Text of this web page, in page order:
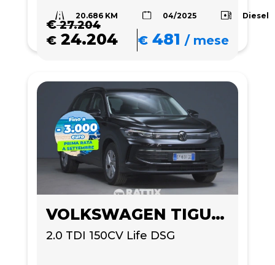
20.686 KM 04/2025 Diesel
€27.204
€ 24.204 € 481 /mese
VOLKSWAGEN TIGUAN
2.0 TDI 150CV Life DSG